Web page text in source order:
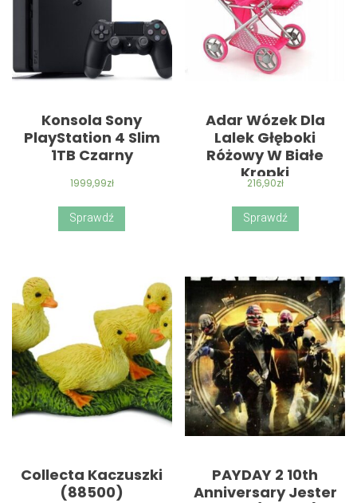
Konsola Sony
PlayStation 4 Slim
1TB Czarny
1999,99zł
Sprawdź
Adar Wózek Dla
Lalek Głęboki
Różowy W Białe
Kropki
216,90zł
Sprawdź
Collecta Kaczuszki
(88500)
PAYDAY 2 10th
Anniversary Jester